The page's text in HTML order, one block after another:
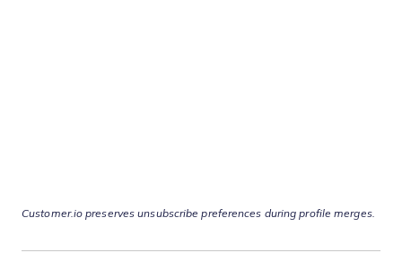
Customer.io preserves unsubscribe preferences during profile merges.